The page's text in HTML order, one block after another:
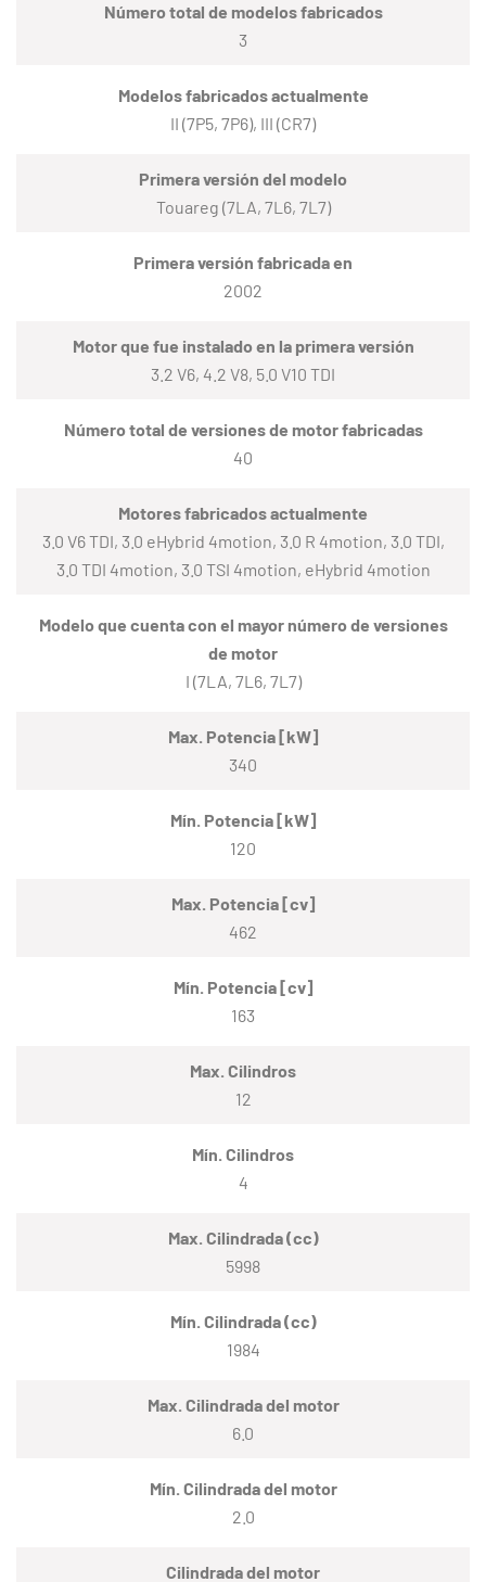
Número total de modelos fabricados
3
Modelos fabricados actualmente
II (7P5, 7P6), III (CR7)
Primera versión del modelo
Touareg (7LA, 7L6, 7L7)
Primera versión fabricada en
2002
Motor que fue instalado en la primera versión
3.2 V6, 4.2 V8, 5.0 V10 TDI
Número total de versiones de motor fabricadas
40
Motores fabricados actualmente
3.0 V6 TDI, 3.0 eHybrid 4motion, 3.0 R 4motion, 3.0 TDI,
3.0 TDI 4motion, 3.0 TSI 4motion, eHybrid 4motion
Modelo que cuenta con el mayor número de versiones
de motor
I (7LA, 7L6, 7L7)
Max. Potencia [kW]
340
Mín. Potencia [kW]
120
Max. Potencia [cv]
462
Mín. Potencia [cv]
163
Max. Cilindros
12
Mín. Cilindros
4
Max. Cilindrada (cc)
5998
Mín. Cilindrada (cc)
1984
Max. Cilindrada del motor
6.0
Mín. Cilindrada del motor
2.0
Cilindrada del motor